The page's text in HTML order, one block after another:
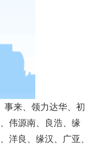
事来、领力达华、初
伟源南、良浩、缘
洋良、缘汉、广亚、